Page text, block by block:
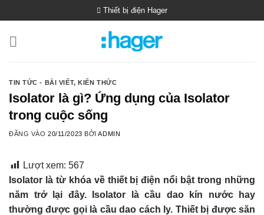
qua
nội
Thiết bị điện Hager
TIN TỨC - BÀI VIẾT,KIẾN THỨC
Isolator là gì? Ứng dụng của Isolator
trong cuộc sống
ĐĂNG VÀO20/11/2023 BỞIADMIN
Lượt xem: 567
Isolator là từ khóa về thiết bị điện nổi bật trong những
năm trở lại đây. Isolator là cầu dao kín nước hay
thường được gọi là cầu dao cách ly. Thiết bị được săn